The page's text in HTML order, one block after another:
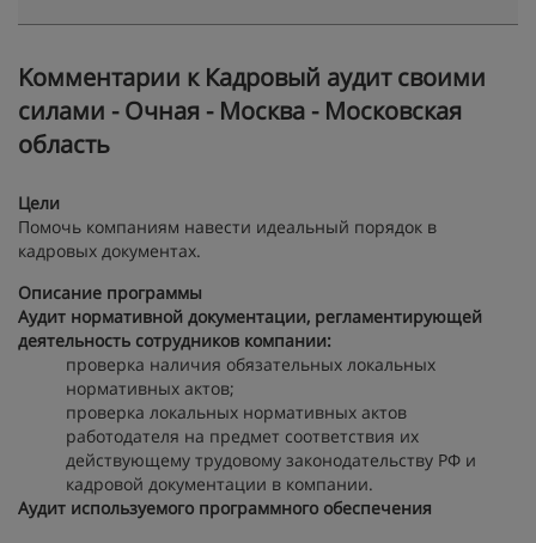
Kомментарии к Кадровый аудит своими
силами - Очная - Москва - Московская
область
Цели
Помочь компаниям навести идеальный порядок в
кадровых документах.
Описание программы
Аудит нормативной документации, регламентирующей
деятельность сотрудников компании:
проверка наличия обязательных локальных
нормативных актов;
проверка локальных нормативных актов
работодателя на предмет соответствия их
действующему трудовому законодательству РФ и
кадровой документации в компании.
Аудит используемого программного обеспечения